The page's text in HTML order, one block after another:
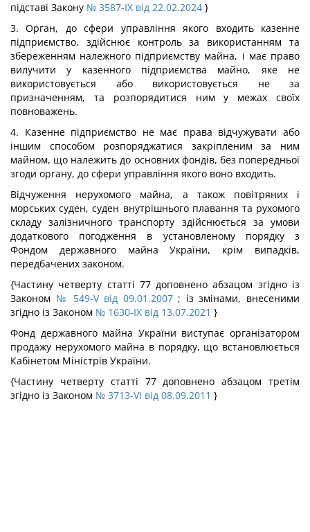
підставі Закону № 3587-IX від 22.02.2024 }
3. Орган, до сфери управління якого входить казенне
підприємство, здійснює контроль за використанням та
збереженням належного підприємству майна, і має право
вилучити у казенного підприємства майно, яке не
використовується або використовується не за
призначенням, та розпорядитися ним у межах своїх
повноважень.
4. Казенне підприємство не має права відчужувати або
іншим способом розпоряджатися закріпленим за ним
майном, що належить до основних фондів, без попередньої
згоди органу, до сфери управління якого воно входить.
Відчуження нерухомого майна, а також повітряних і
морських суден, суден внутрішнього плавання та рухомого
складу залізничного транспорту здійснюється за умови
додаткового погодження в установленому порядку з
Фондом державного майна України, крім випадків,
передбачених законом.
{Частину четверту статті 77 доповнено абзацом згідно із
Законом № 549-V від 09.01.2007; із змінами, внесеними
згідно із Законом № 1630-IX від 13.07.2021 }
Фонд державного майна України виступає організатором
продажу нерухомого майна в порядку, що встановлюється
Кабінетом Міністрів України.
{Частину четверту статті 77 доповнено абзацом третім
згідно із Законом № 3713-VI від 08.09.2011 }